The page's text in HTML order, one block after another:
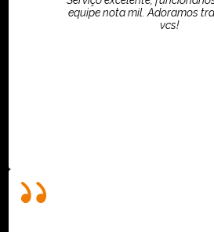
equipe nota mil. Adoramos
vcs!